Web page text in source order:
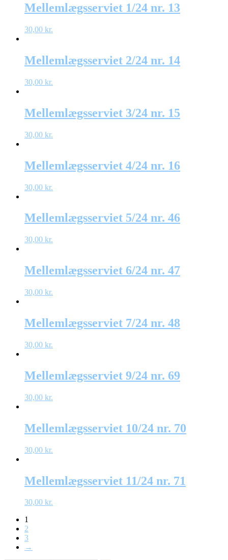
Mellemlægsserviet 1/24 nr. 13
30,00 kr.
Mellemlægsserviet 2/24 nr. 14
30,00 kr.
Mellemlægsserviet 3/24 nr. 15
30,00 kr.
Mellemlægsserviet 4/24 nr. 16
30,00 kr.
Mellemlægsserviet 5/24 nr. 46
30,00 kr.
Mellemlægsserviet 6/24 nr. 47
30,00 kr.
Mellemlægsserviet 7/24 nr. 48
30,00 kr.
Mellemlægsserviet 9/24 nr. 69
30,00 kr.
Mellemlægsserviet 10/24 nr. 70
30,00 kr.
Mellemlægsserviet 11/24 nr. 71
30,00 kr.
1
2
3
→